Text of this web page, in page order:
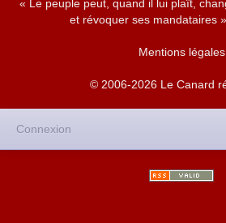
« Le peuple peut, quand il lui plaît,
et révoquer ses mandataires
Mentions légales
© 2006-2026 Le Canard
Connexion